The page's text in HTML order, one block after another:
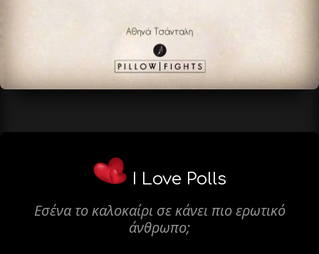
I Love Polls
Εσένα το καλοκαίρι σε κάνει πιο ερωτικό
άνθρωπο;